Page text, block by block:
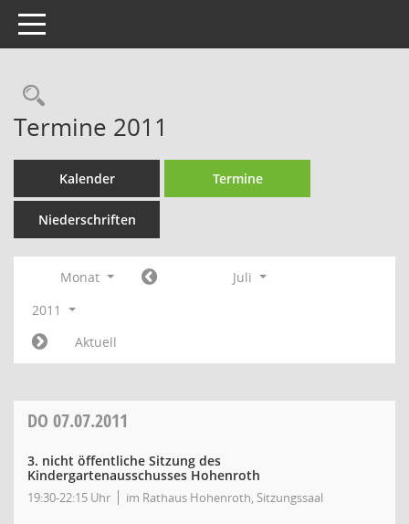
Toggle navigation
Rechercheauswahl
Termine 2011
Kalender Termine
Niederschriften
Monat
Juli
2011
Aktuell
DO 07.07.2011
3. nicht öffentliche Sitzung des
Kindergartenausschusses Hohenroth
19:30-22:15 Uhr im Rathaus Hohenroth, Sitzungssaal